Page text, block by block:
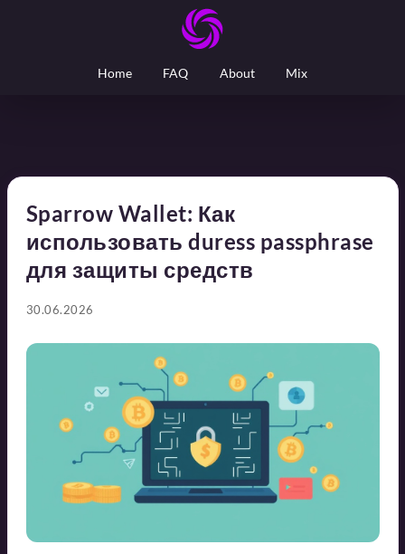
Home FAQ About Mix
Sparrow Wallet: Как
использовать duress passphrase
для защиты средств
30.06.2026